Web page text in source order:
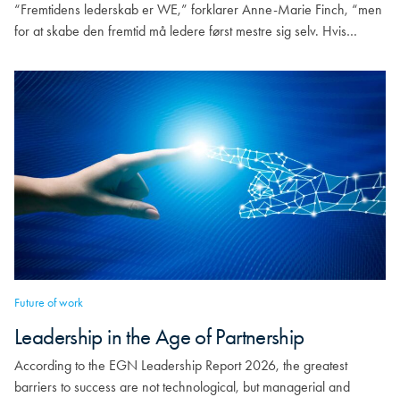
“Fremtidens lederskab er WE,” forklarer Anne-Marie Finch, “men
for at skabe den fremtid må ledere først mestre sig selv. Hvis…
Future of work
Leadership in the Age of Partnership
According to the EGN Leadership Report 2026, the greatest
barriers to success are not technological, but managerial and